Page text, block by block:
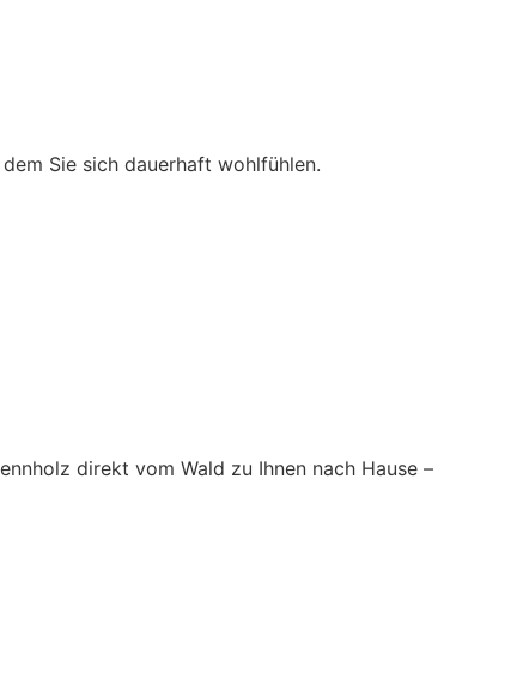
Sie sich dauerhaft wohlfühlen.
direkt vom Wald zu Ihnen nach Hause –